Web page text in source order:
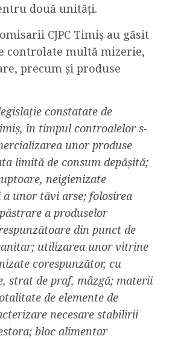
două unități.
CJPC Timiș au găsit
controlate multă mizerie,
precum și produse
constatate de
în timpul controalelor s-
unor produse
limită de consum depășită;
neigienizate
unor tăvi arse; folosirea
a produselor
din punct de
utilizarea unor vitrine
corespunzător, cu
strat de praf, mâzgă; materii
de elemente de
necesare stabilirii
bloc alimentar